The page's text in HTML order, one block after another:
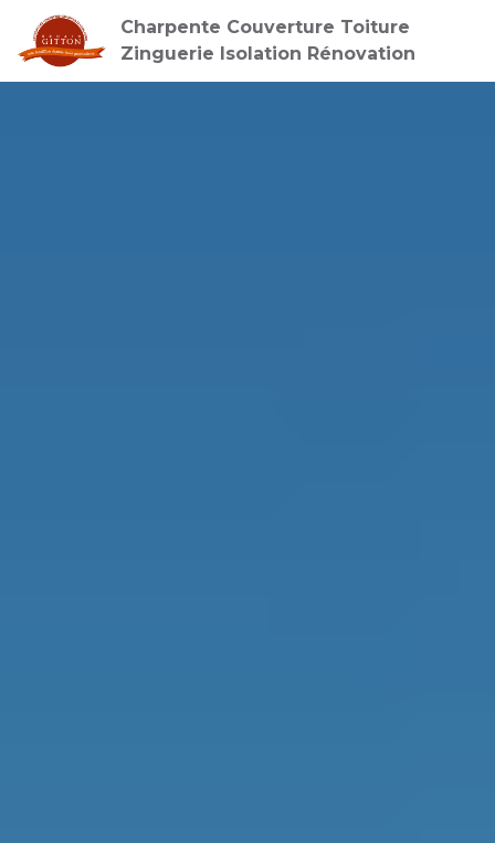
Charpente Couverture Toiture
Zinguerie Isolation Rénovation